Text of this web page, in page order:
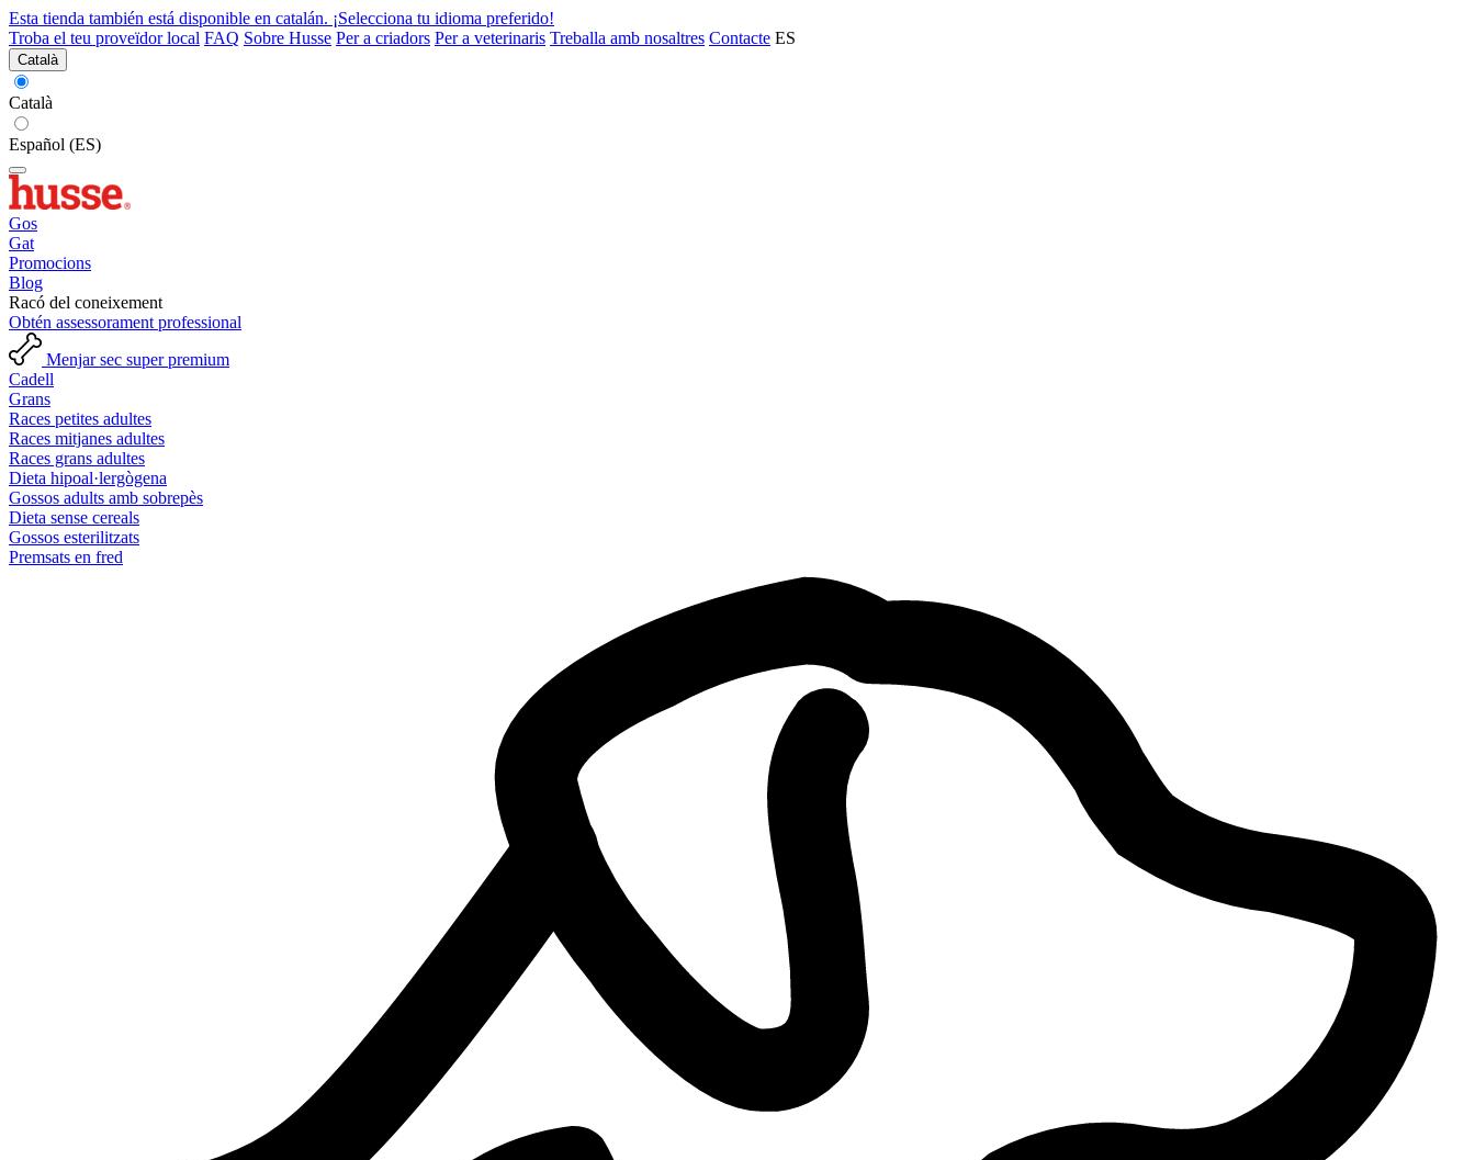
Esta tienda también está disponible en catalán. ¡Selecciona tu idioma preferido!
Troba el teu proveïdor local FAQ Sobre Husse Per a criadors Per a veterinaris Treballa amb nosaltres Contacte ES
Català
Català
Español (ES)
Gos
Gat
Promocions
Blog
Racó del coneixement
Obtén assessorament professional
Menjar sec super premium
Cadell
Grans
Races petites adultes
Races mitjanes adultes
Races grans adultes
Dieta hipoal·lergògena
Gossos adults amb sobrepès
Dieta sense cereals
Gossos esterilitzats
Premsats en fred